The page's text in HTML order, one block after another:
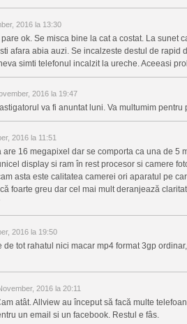
2016 la 13:30
ok. Se misca bine la cat a costat. La sunet
afara abia auzi. Se incalzeste destul de rapid
simti telefonul incalzit la ureche. Aceeasi
2016 la 19:47
va fi anuntat luni. Va multumim pentru
2016 la 11:51
are 16 megapixel dar se comporta ca una de 5
display si ram în rest procesor si camere
asta este calitatea camerei ori aparatul pe
foarte greu dar cel mai mult deranjează
2016 la 19:50
de tot rahatul nici macar mp4 format 3gp
2016 la 20:11
atât. Allview au început să facă multe
un email si un facebook. Restul e fâs.